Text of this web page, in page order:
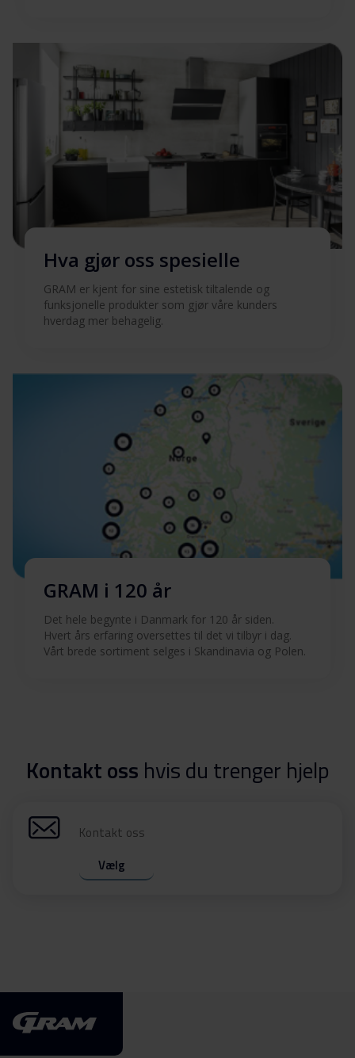
Produktbilde IOP 20674-
94 X
Last ned
Produktbilde IOP 20674-
94 X
Last ned
94 X
Last ned
Produktbilde IOP 20674-
94 X
Produktbilde IOP 20674-
Produktbilde IOP 20674-
Last ned
Hent alt (17) Hent utvalgt
Hva gjør oss spesielle
GRAM er kjent for sine estetisk tiltalende og
funksjonelle produkter som gjør våre kunders
hverdag mer behagelig.
GRAM i 120 år
Det hele begynte i Danmark for 120 år siden.
Hvert års erfaring oversettes til det vi tilbyr i dag.
Vårt brede sortiment selges i Skandinavia og Polen.
Kontakt oss hvis du trenger hjelp
Kontakt oss
Vælg